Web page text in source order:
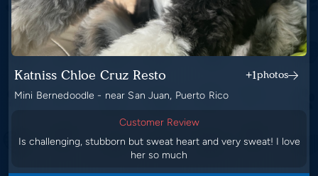
Katniss Chloe Cruz Resto +1photos
Mini Bernedoodle - near San Juan, Puerto Rico
Customer Review
Is challenging, stubborn but sweat heart and very sweat! I love
her so much